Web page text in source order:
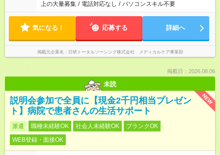
上の大量募集 / 電話対応なし / パソコンスキル不要
気になる！ 応募する 詳細へ
掲載元企業名 日研トータルソーシング株式会社 メディカルケア事業部
掲載日：2026.08.06
未読
NEW
説明会参加で全員に【現金2千円相当プレゼン
ト】病院で患者さんの生活サポート
派遣 職種未経験OK 社会人未経験OK
ブランクOK
WEB登録・面接OK